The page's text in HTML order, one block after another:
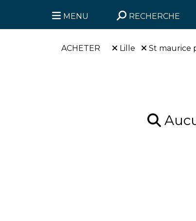
MENU RECHERCHE
ACHETER Lille St maurice